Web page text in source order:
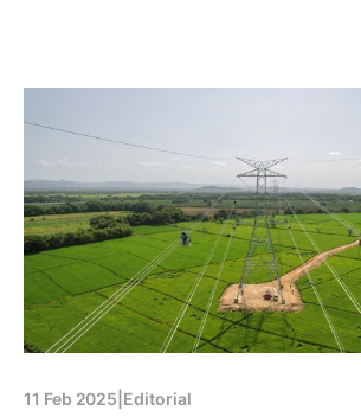
2010, el constituyente, al estatuir
interno de los mismos, dispuso en
11 Feb 2025 Editorial